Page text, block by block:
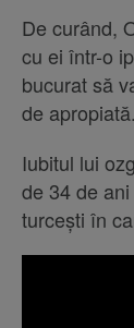
De curând,
cu ei într-o
bucurat să
de apropiată.
Iubitul lui
de 34 de
turcești în